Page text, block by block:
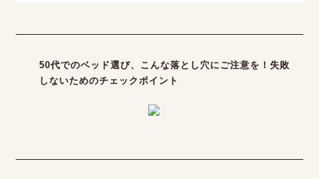
50代でのベッド選び、こんな落とし穴にご注意を！失敗
しないためのチェックポイント